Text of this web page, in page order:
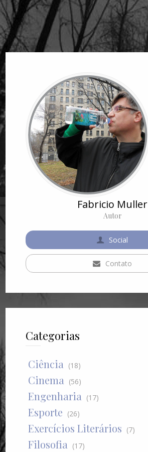
Fabricio Muller
Autor
Social
Contato
Categorias
Ciência (18)
Cinema (56)
Engenharia (17)
Esporte (26)
Exercícios Literários (7)
Filosofia (17)